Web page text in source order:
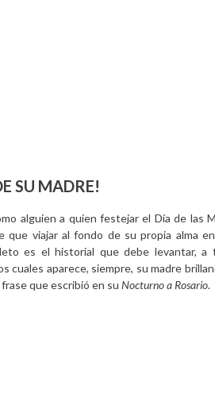
SU MADRE!
alguien a quien festejar el Día de las
viajar al fondo de su propia alma
es el historial que debe levantar, a
cuales aparece, siempre, su madre
que escribió en su Nocturno a Rosario.